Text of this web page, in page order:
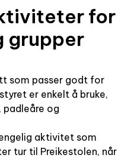
for
grupper
som passer godt for
er enkelt å bruke,
padleåre og
aktivitet som
tur til Preikestolen, når